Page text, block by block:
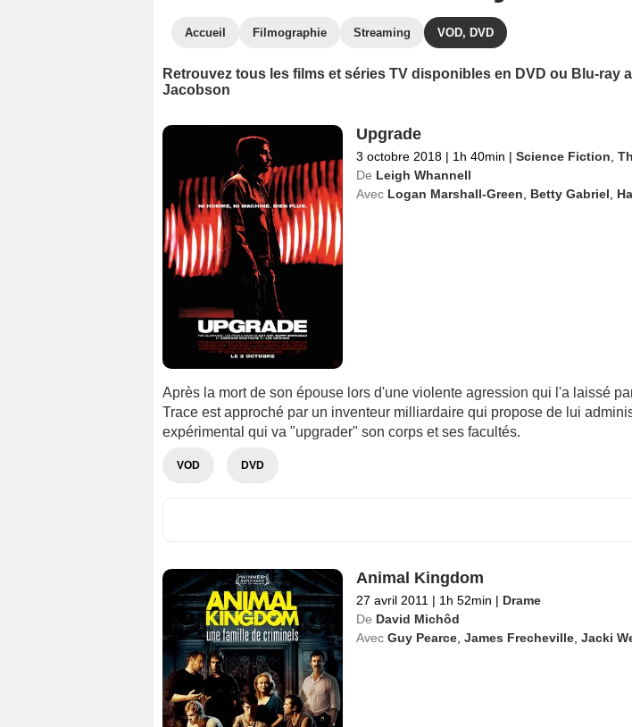
Accueil Filmographie Streaming VOD, DVD
Retrouvez tous les films et séries TV disponibles en DVD ou Blu-ray
Jacobson
Upgrade
3 octobre 2018 | 1h 40min | Science Fiction
De Leigh Whannell
Avec Logan Marshall-Green Betty Gabriel
Après la mort de son épouse lors d'une violente agression qui l'a laissé
Trace est approché par un inventeur milliardaire qui propose de lui
expérimental qui va "upgrader" son corps et ses facultés.
VOD DVD
Animal Kingdom
27 avril 2011 | 1h 52min | Drame
De David Michôd
Avec Guy Pearce, James Frecheville, Jacki